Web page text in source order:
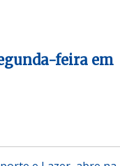
feira em